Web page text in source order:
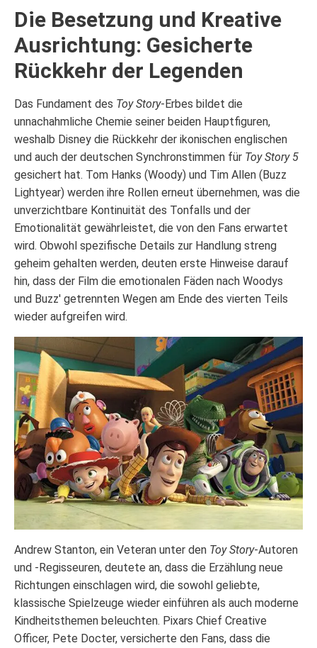
Die Besetzung und Kreative
Ausrichtung: Gesicherte
Rückkehr der Legenden
Das Fundament des Toy Story-Erbes bildet die
unnachahmliche Chemie seiner beiden Hauptfiguren,
weshalb Disney die Rückkehr der ikonischen englischen
und auch der deutschen Synchronstimmen für Toy Story 5
gesichert hat. Tom Hanks (Woody) und Tim Allen (Buzz
Lightyear) werden ihre Rollen erneut übernehmen, was die
unverzichtbare Kontinuität des Tonfalls und der
Emotionalität gewährleistet, die von den Fans erwartet
wird. Obwohl spezifische Details zur Handlung streng
geheim gehalten werden, deuten erste Hinweise darauf
hin, dass der Film die emotionalen Fäden nach Woodys
und Buzz' getrennten Wegen am Ende des vierten Teils
wieder aufgreifen wird.
Andrew Stanton, ein Veteran unter den Toy Story-Autoren
und -Regisseuren, deutete an, dass die Erzählung neue
Richtungen einschlagen wird, die sowohl geliebte,
klassische Spielzeuge wieder einführen als auch moderne
Kindheitsthemen beleuchten. Pixars Chief Creative
Officer, Pete Docter, versicherte den Fans, dass die